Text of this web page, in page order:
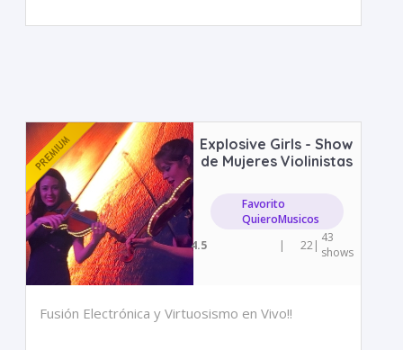
Explosive Girls - Show
de Mujeres Violinistas
Favorito
QuieroMusicos
4.5
| 22| 43
shows
Fusión Electrónica y Virtuosismo en Vivo!!